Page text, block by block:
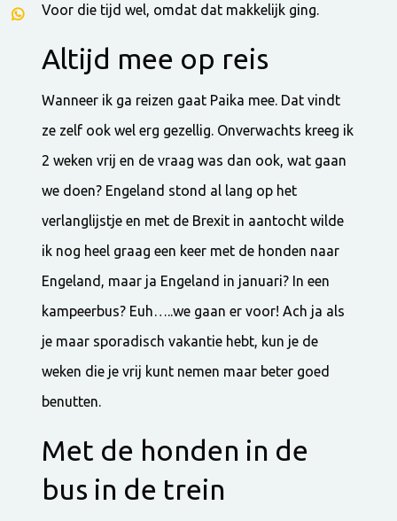
Voor die tijd wel, omdat dat makkelijk ging.
Altijd mee op reis
Wanneer ik ga reizen gaat Paika mee. Dat vindt
ze zelf ook wel erg gezellig. Onverwachts kreeg ik
2 weken vrij en de vraag was dan ook, wat gaan
we doen? Engeland stond al lang op het
verlanglijstje en met de Brexit in aantocht wilde
ik nog heel graag een keer met de honden naar
Engeland, maar ja Engeland in januari? In een
kampeerbus? Euh…..we gaan er voor! Ach ja als
je maar sporadisch vakantie hebt, kun je de
weken die je vrij kunt nemen maar beter goed
benutten.
Met de honden in de
bus in de trein